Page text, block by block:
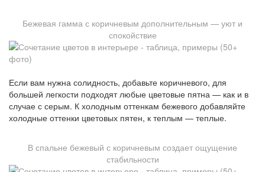
Бежевая гамма с коричневым дополнительным — уют и
спокойствие
Если вам нужна солидность, добавьте коричневого, для
большей легкости подходят любые цветовые пятна — как и в
случае с серым. К холодным оттенкам бежевого добавляйте
холодные оттенки цветовых пятен, к теплым — теплые.
В спальне бежевый с коричневым создает ощущение
стабильности